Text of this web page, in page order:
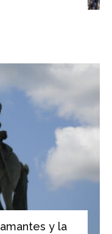
y la